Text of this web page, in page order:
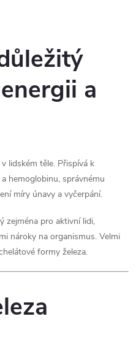
a
lidském těle. Přispívá k
hemoglobinu, správnému
míry únavy a vyčerpání.
zejména pro aktivní lidi,
nároky na organismus. Velmi
formy železa.